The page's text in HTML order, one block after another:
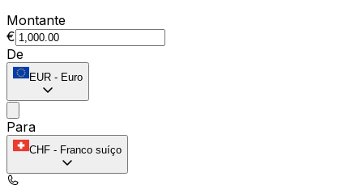
Montante
€
De
EUR - Euro
Para
CHF - Franco suíço